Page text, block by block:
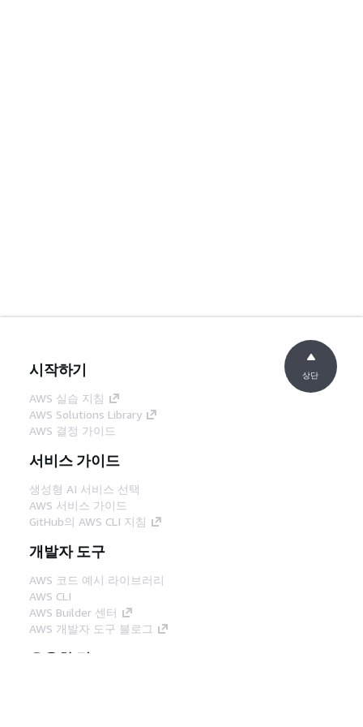
시작하기
AWS 실습 지침
AWS Solutions Library
AWS 결정 가이드
서비스 가이드
생성형 AI 서비스 선택
AWS 서비스 가이드
GitHub의 AWS CLI 지침
개발자 도구
AWS 코드 예시 라이브러리
AWS CLI
AWS Builder 센터
AWS 개발자 도구 블로그
유용한 링크
상단